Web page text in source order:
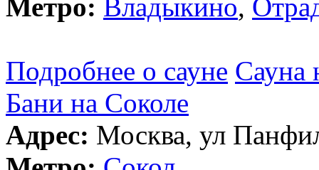
Метро: Владыкино,
Подробнее о сауне Сауна
Бани на Соколе
Адрес: Москва, ул